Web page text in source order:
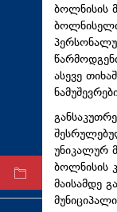
თავდაცვა
რეგიონი
კულტურა
სპორტი
ტაბლოიდი
ბოლნისის
ასევე
უნიკალურ
ბოლნისის
მაისამდე